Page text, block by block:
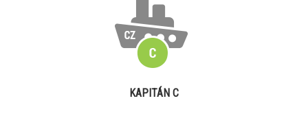
KAPITÁN C